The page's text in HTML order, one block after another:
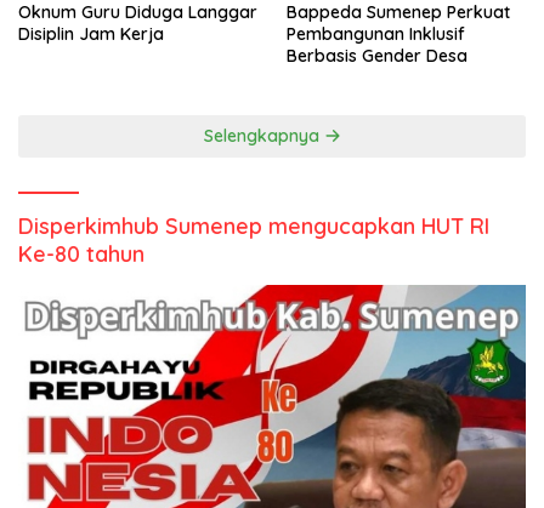
Oknum Guru Diduga Langgar
Disiplin Jam Kerja
Bappeda Sumenep Perkuat
Pembangunan Inklusif
Berbasis Gender Desa
Selengkapnya
Disperkimhub Sumenep mengucapkan HUT RI
Ke-80 tahun